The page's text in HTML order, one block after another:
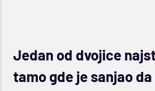
Jedan od dvojice
tamo gde je sanjao